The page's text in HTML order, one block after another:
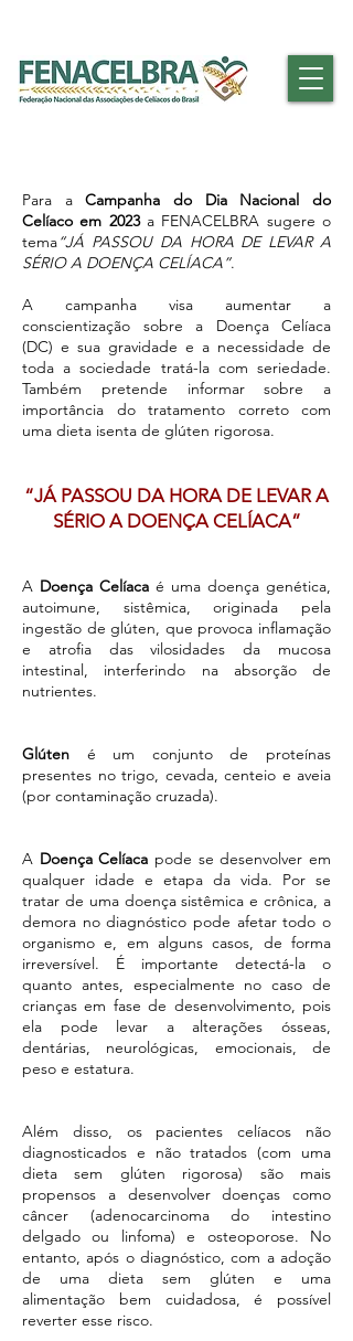
Para aCampanha do Dia Nacional do
Celíaco em 2023a FENACELBRA sugere o
tema“JÁ PASSOU DA HORA DE LEVAR A
SÉRIO A DOENÇA CELÍACA”.
A campanha visa aumentar a
conscientização sobre a Doença Celíaca
(DC) e sua gravidade e a necessidade de
toda a sociedade tratá-la com seriedade.
Também pretende informar sobre a
importância do tratamento correto com
uma dieta isenta de glúten rigorosa.
“J Á PASSOU DA HORA DE LEVAR A
SÉRIO A DOENÇA CELÍACA”
A Doença Celíaca é uma doença genética,
autoimune, sistêmica, originada pela
ingestão de glúten, que provoca inflamação
e atrofia das vilosidades da mucosa
intestinal, interferindo na absorção de
nutrientes.
Glúten é um conjunto de proteínas
presentes no trigo, cevada, centeio e aveia
(por contaminação cruzada).
A Doença Celíaca pode se desenvolver em
qualquer idade e etapa da vida. Por se
tratar de uma doença sistêmica e crônica, a
demora no diagnóstico pode afetar todo o
organismo e, em alguns casos, de forma
irreversível. É importante detectá-la o
quanto antes, especialmente no caso de
crianças em fase de desenvolvimento, pois
ela pode levar a alterações ósseas,
dentárias, neurológicas, emocionais, de
peso e estatura.
Além disso, os pacientes celíacos não
diagnosticados e não tratados (com uma
dieta sem glúten rigorosa) são mais
propensos a desenvolver doenças como
câncer (adenocarcinoma do intestino
delgado ou linfoma) e osteoporose. No
entanto, após o diagnóstico, com a adoção
de uma dieta sem glúten e uma
alimentação bem cuidadosa, é possível
reverter esse risco.